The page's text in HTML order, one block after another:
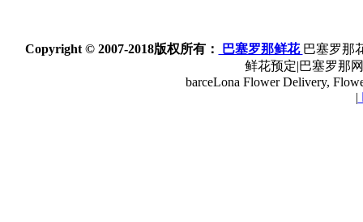
Copyright © 2007-2018版权所有： 巴塞罗那鲜花 巴塞罗那
鲜花预定|巴塞罗那
barceLona Flower Delivery,
|